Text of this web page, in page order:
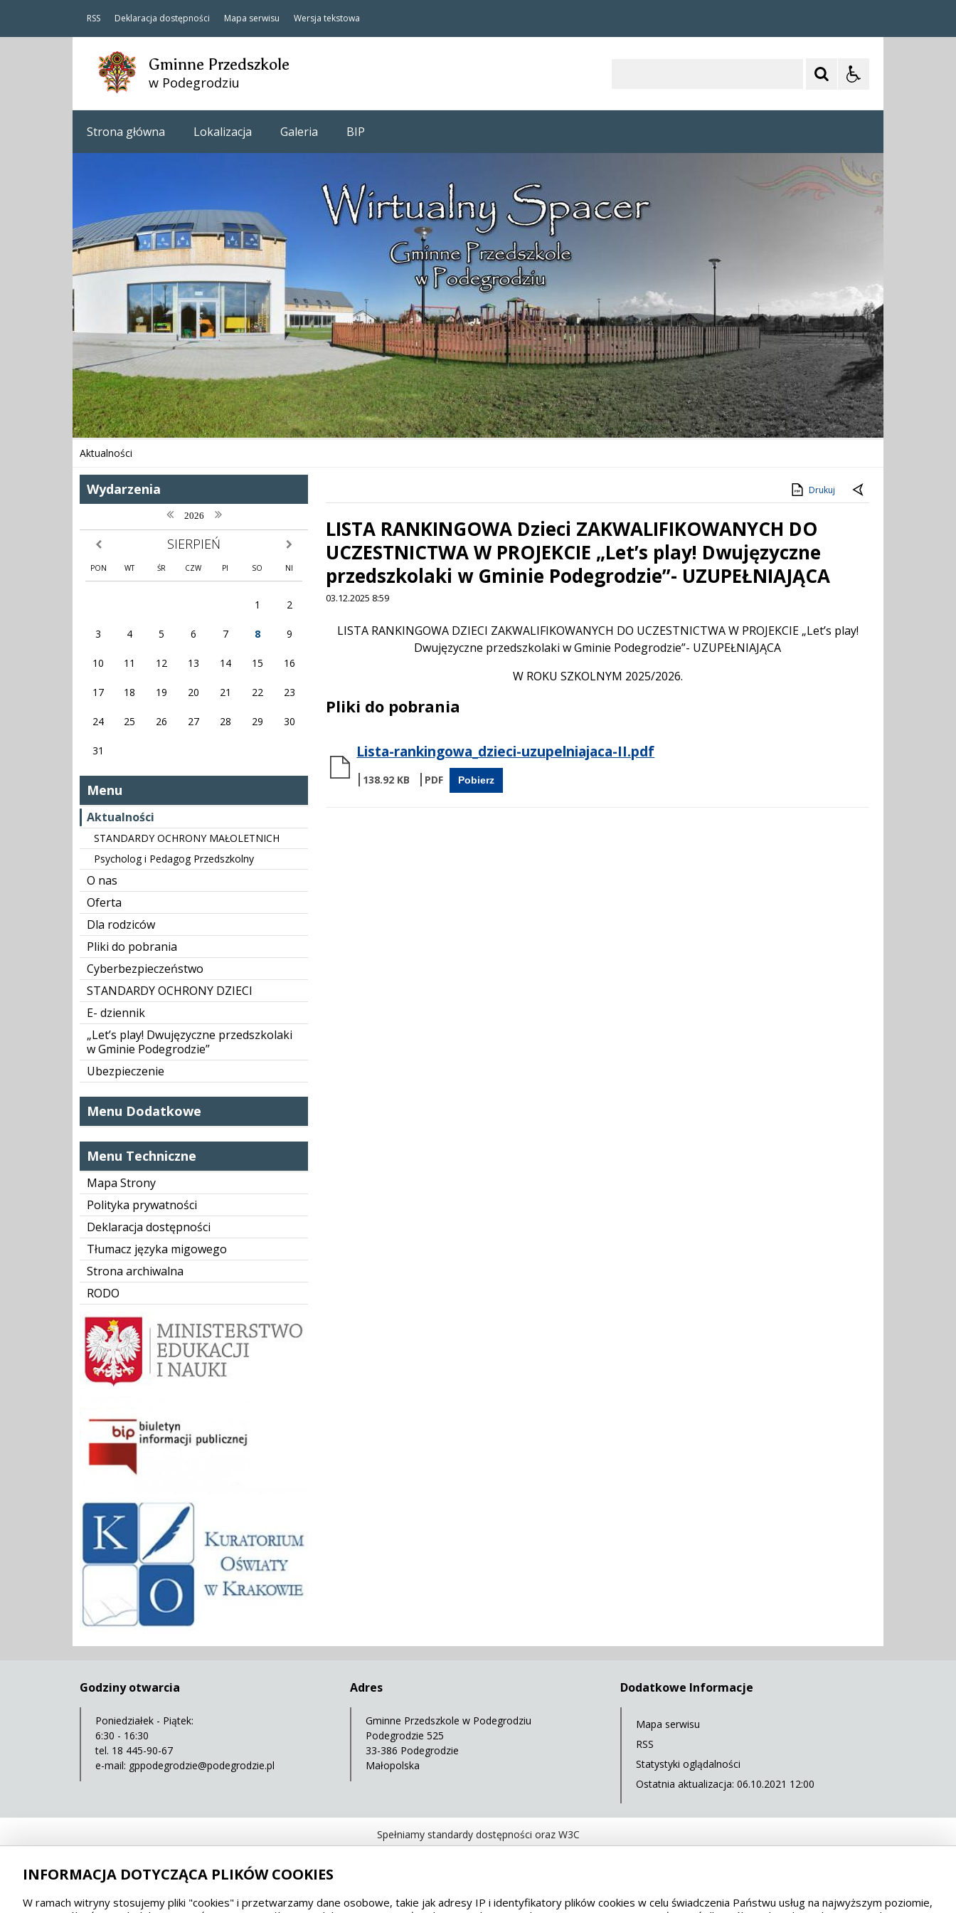
RSS Deklaracja dostępności Mapa serwisu Wersja tekstowa
Gminne Przedszkole
w Podegrodziu
Strona główna Lokalizacja Galeria BIP
Aktualności
Wydarzenia
poprzedni rok
2026 następny rok
poprzedni miesiąc SIERPIEŃ następny miesiąc
PON WT ŚR CZW PI SO NI
1 2
3 4 5 6 7 8 9
10 11 12 13 14 15 16
17 18 19 20 21 22 23
24 25 26 27 28 29 30
31
Menu
Aktualności
STANDARDY OCHRONY MAŁOLETNICH
Psycholog i Pedagog Przedszkolny
O nas
Oferta
Dla rodziców
Pliki do pobrania
Cyberbezpieczeństwo
STANDARDY OCHRONY DZIECI
E- dziennik
„Let’s play! Dwujęzyczne przedszkolaki
w Gminie Podegrodzie”
Ubezpieczenie
Menu Dodatkowe
Menu Techniczne
Mapa Strony
Polityka prywatności
Deklaracja dostępności
Tłumacz języka migowego
Strona archiwalna
RODO
KURATORIUM OŚWIATY W KRAKOWIE
Drukuj
LISTA RANKINGOWA Dzieci ZAKWALIFIKOWANYCH DO
UCZESTNICTWA W PROJEKCIE „Let’s play! Dwujęzyczne
przedszkolaki w Gminie Podegrodzie”- UZUPEŁNIAJĄCA
03.12.2025 8:59
Treść
LISTA RANKINGOWA DZIECI ZAKWALIFIKOWANYCH DO UCZESTNICTWA W PROJEKCIE „Let’s play!
Dwujęzyczne przedszkolaki w Gminie Podegrodzie”- UZUPEŁNIAJĄCA
W ROKU SZKOLNYM 2025/2026.
Pliki do pobrania
Lista-rankingowa_dzieci-uzupelniajaca-II.pdf
138.92 KB Pobierz
Godziny otwarcia
Poniedziałek - Piątek:
6:30 - 16:30
tel. 18 445-90-67
e-mail: gppodegrodzie@podegrodzie.pl
Adres
Gminne Przedszkole w Podegrodziu
Podegrodzie 525
33-386 Podegrodzie
Małopolska
Dodatkowe Informacje
Mapa serwisu
RSS
Statystyki oglądalności
Ostatnia aktualizacja: 06.10.2021 12:00
Spełniamy standardy dostępności oraz W3C
INFORMACJA DOTYCZĄCA PLIKÓW COOKIES
W ramach witryny stosujemy pliki "cookies" i przetwarzamy dane osobowe, takie jak adresy IP i identyfikatory plików cookies w celu świadczenia Państwu usług na najwyższym poziomie,